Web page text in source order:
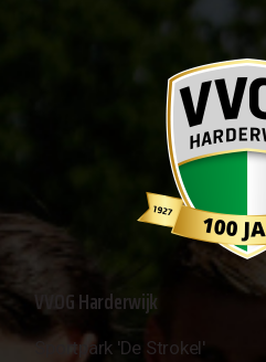
VVOG Harderwijk
Sportpark 'De Strokel'